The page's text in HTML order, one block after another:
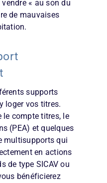
« au son du
de mauvaises
supports
loger vos titres.
le compte titres, le
(PEA) et quelques
multisupports qui
en actions
de type SICAV ou
bénéficierez